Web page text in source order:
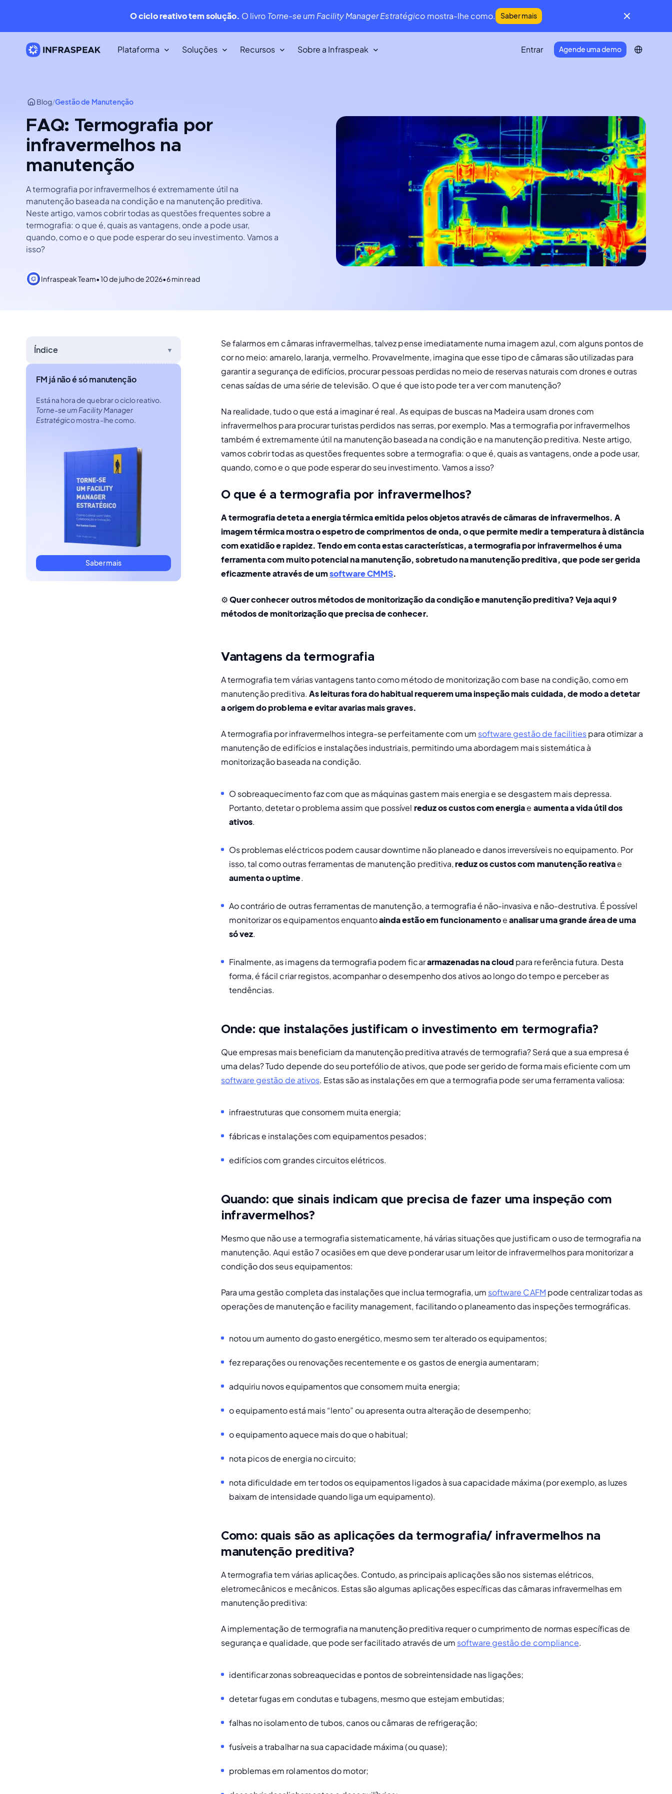
O ciclo reativo tem solução. O livro Torne-se um Facility Manager Estratégico mostra-lhe como. Saber mais
Plataforma Soluções Recursos Sobre a Infraspeak Entrar Agende uma demo
Biblioteca de Conteúdo
gratuitos.
Blog Infraspeak
O melhor conteúdo sobre FM e
Manutenção na internet.
Adoramos os nossos clientes. E eles
também nos adoram!
Uma comunidade global de líderes do
Facility Management e da Manutenção.
Developer Portal
Ligue o seu ecossistema tecnológico à
Infraspeak.
Blog/Gestão de Manutenção
FAQ: Termografia por
infravermelhos na
manutenção
A termografia por infravermelhos é extremamente útil na
manutenção baseada na condição e na manutenção preditiva.
Neste artigo, vamos cobrir todas as questões frequentes sobre a
termografia: o que é, quais as vantagens, onde a pode usar,
quando, como e o que pode esperar do seu investimento. Vamos a
isso?
Infraspeak Team•10 de julho de 2026•6 min read
Índice ▼
FM já não é só manutenção
Está na hora de quebrar o ciclo reativo.
Torne-se um Facility Manager
Estratégicomostra-lhe como.
Saber mais
Se falarmos em câmaras infravermelhas, talvez pense imediatamente numa imagem azul, com alguns pontos de
cor no meio: amarelo, laranja, vermelho. Provavelmente, imagina que esse tipo de câmaras são utilizadas para
garantir a segurança de edifícios, procurar pessoas perdidas no meio de reservas naturais com drones e outras
cenas saídas de uma série de televisão. O que é que isto pode ter a ver com manutenção?
Na realidade, tudo o que está a imaginar é real. As equipas de buscas na Madeira usam drones com
infravermelhos para procurar turistas perdidos nas serras, por exemplo. Mas a termografia por infravermelhos
também é extremamente útil na manutenção baseada na condição e na manutenção preditiva. Neste artigo,
vamos cobrir todas as questões frequentes sobre a termografia: o que é, quais as vantagens, onde a pode usar,
quando, como e o que pode esperar do seu investimento. Vamos a isso?
O que é a termografia por infravermelhos?
A termografia deteta a energia térmica emitida pelos objetos através de câmaras de infravermelhos. A
imagem térmica mostra o espetro de comprimentos de onda, o que permite medir a temperatura à distância
com exatidão e rapidez. Tendo em conta estas características, a termografia por infravermelhos é uma
ferramenta com muito potencial na manutenção, sobretudo na manutenção preditiva, que pode ser gerida
eficazmente através de um software CMMS.
⚙️ Quer conhecer outros métodos de monitorização da condição e manutenção preditiva? Veja aqui 9
métodos de monitorização que precisa de conhecer.
Vantagens da termografia
A termografia tem várias vantagens tanto como método de monitorização com base na condição, como em
manutenção preditiva. As leituras fora do habitual requerem uma inspeção mais cuidada, de modo a detetar
a origem do problema e evitar avarias mais graves.
A termografia por infravermelhos integra-se perfeitamente com um software gestão de facilities para otimizar a
manutenção de edifícios e instalações industriais, permitindo uma abordagem mais sistemática à
monitorização baseada na condição.
O sobreaquecimento faz com que as máquinas gastem mais energia e se desgastem mais depressa.
Portanto, detetar o problema assim que possível reduz os custos com energia e aumenta a vida útil dos
ativos.
Os problemas eléctricos podem causar downtime não planeado e danos irreversíveis no equipamento. Por
isso, tal como outras ferramentas de manutenção preditiva, reduz os custos com manutenção reativa
aumenta o uptime.
Ao contrário de outras ferramentas de manutenção, a termografia é não-invasiva e não-destrutiva. É possível
monitorizar os equipamentos enquanto ainda estão em funcionamento e analisar uma grande área de uma
só vez.
Finalmente, as imagens da termografia podem ficar armazenadas na cloud para referência futura. Desta
forma, é fácil criar registos, acompanhar o desempenho dos ativos ao longo do tempo e perceber as
tendências.
Onde: que instalações justificam o investimento em termografia?
Que empresas mais beneficiam da manutenção preditiva através de termografia? Será que a sua empresa é
software gestão de ativos. Estas são as instalações em que a termografia pode ser uma ferramenta valiosa:
infraestruturas que consomem muita energia;
fábricas e instalações com equipamentos pesados;
edifícios com grandes circuitos elétricos.
Quando: que sinais indicam que precisa de fazer uma inspeção com
infravermelhos?
Mesmo que não use a termografia sistematicamente, há várias situações que justificam o uso de termografia na
manutenção. Aqui estão 7 ocasiões em que deve ponderar usar um leitor de infravermelhos para monitorizar a
condição dos seus equipamentos:
Para uma gestão completa das instalações que inclua termografia, um software CAFM pode centralizar todas as
operações de manutenção e facility management, facilitando o planeamento das inspeções termográficas.
notou um aumento do gasto energético, mesmo sem ter alterado os equipamentos;
fez reparações ou renovações recentemente e os gastos de energia aumentaram;
adquiriu novos equipamentos que consomem muita energia;
o equipamento está mais “lento” ou apresenta outra alteração de desempenho;
o equipamento aquece mais do que o habitual;
nota picos de energia no circuito;
nota dificuldade em ter todos os equipamentos ligados à sua capacidade máxima (por exemplo, as luzes
baixam de intensidade quando liga um equipamento).
Como: quais são as aplicações da termografia/ infravermelhos na
manutenção preditiva?
A termografia tem várias aplicações. Contudo, as principais aplicações são nos sistemas elétricos,
eletromecânicos e mecânicos. Estas são algumas aplicações específicas das câmaras infravermelhas em
manutenção preditiva:
A implementação de termografia na manutenção preditiva requer o cumprimento de normas específicas de
segurança e qualidade, que pode ser facilitado através de um software gestão de compliance.
identificar zonas sobreaquecidas e pontos de sobreintensidade nas ligações;
detetar fugas em condutas e tubagens, mesmo que estejam embutidas;
falhas no isolamento de tubos, canos ou câmaras de refrigeração;
fusíveis a trabalhar na sua capacidade máxima (ou quase);
problemas em rolamentos do motor;